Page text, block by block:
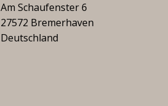
Am Schaufenster 6
27572 Bremerhaven
Deutschland